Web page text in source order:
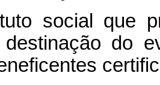
social que
do